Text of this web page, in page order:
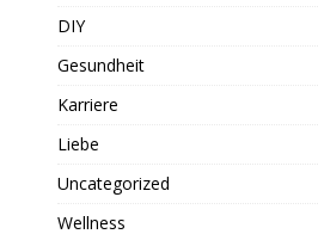
DIY
Gesundheit
Karriere
Liebe
Uncategorized
Wellness